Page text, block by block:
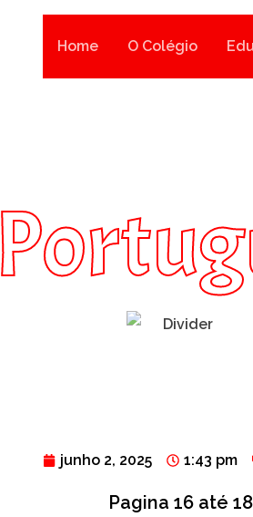
Home O Colégio
junho 2, 2025 1:43 pm
Pagina 16 até 18